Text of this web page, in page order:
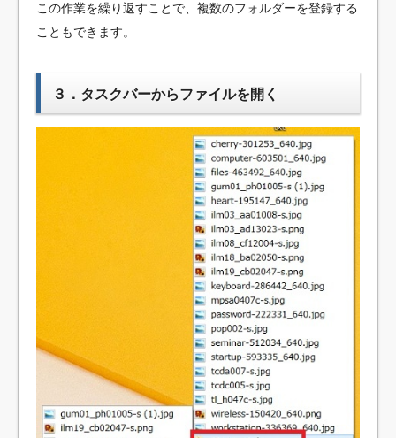
この作業を繰り返すことで、複数のフォルダーを登録する
こともできます。
３．タスクバーからファイルを開く